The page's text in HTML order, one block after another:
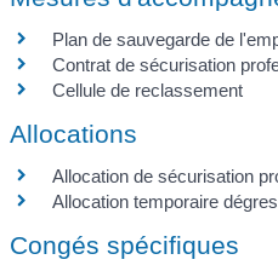
Plan de sauvegarde de
Contrat de sécurisation
Cellule de reclassement
Allocations
Allocation de sécurisation
Allocation temporaire
Congés spécifiques